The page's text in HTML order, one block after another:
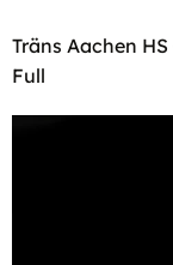
Träns Aachen
Full